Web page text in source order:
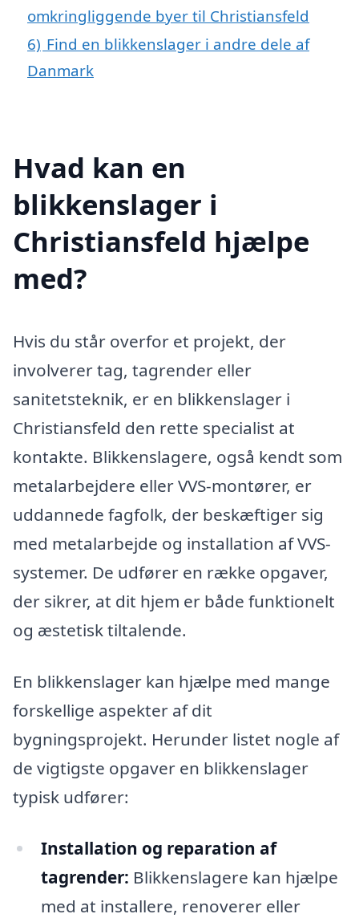
omkringliggende byer til Christiansfeld
6) Find en blikkenslager i andre dele af
Danmark
Hvad kan en
blikkenslager i
Christiansfeld hjælpe
med?
Hvis du står overfor et projekt, der
involverer tag, tagrender eller
sanitetsteknik, er en blikkenslager i
Christiansfeld den rette specialist at
kontakte. Blikkenslagere, også kendt som
metalarbejdere eller VVS-montører, er
uddannede fagfolk, der beskæftiger sig
med metalarbejde og installation af VVS-
systemer. De udfører en række opgaver,
der sikrer, at dit hjem er både funktionelt
og æstetisk tiltalende.
En blikkenslager kan hjælpe med mange
forskellige aspekter af dit
bygningsprojekt. Herunder listet nogle af
de vigtigste opgaver en blikkenslager
typisk udfører:
Installation og reparation af
tagrender: Blikkenslagere kan hjælpe
med at installere, renoverer eller